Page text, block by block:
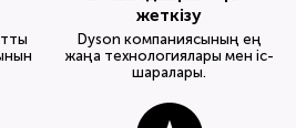
жеткізу
Dyson компаниясының ең
жаңа технологиялары мен іс-
шаралары.